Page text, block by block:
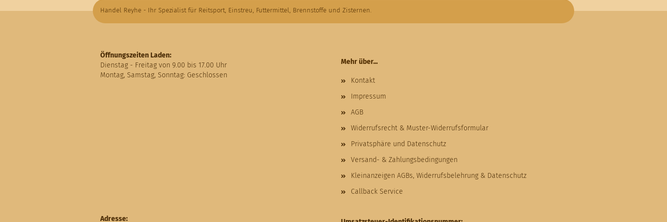
Handel Reyhe - Ihr Spezialist für Reitsport, Einstreu, Futtermittel, Brennstoffe und Zisternen.
Öffnungszeiten Laden:
Dienstag - Freitag von 9.00 bis 17.00 Uhr
Montag, Samstag, Sonntag: Geschlossen
Mehr über...
Kontakt
Impressum
AGB
Widerrufsrecht & Muster-Widerrufsformular
Privatsphäre und Datenschutz
Versand- & Zahlungsbedingungen
Kleinanzeigen AGBs, Widerrufsbelehrung & Datenschutz
Callback Service
Adresse: